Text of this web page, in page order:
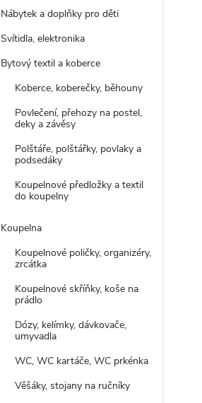
Nábytek a doplňky pro děti
Svítidla, elektronika
Bytový textil a koberce
Koberce, koberečky, běhouny
Povlečení, přehozy na postel,
deky a závěsy
Polštáře, polštářky, povlaky a
podsedáky
Koupelnové předložky a textil
do koupelny
Koupelna
Koupelnové poličky, organizéry,
zrcátka
Koupelnové skříňky, koše na
prádlo
Dózy, kelímky, dávkovače,
umyvadla
WC, WC kartáče, WC prkénka
Věšáky, stojany na ručníky